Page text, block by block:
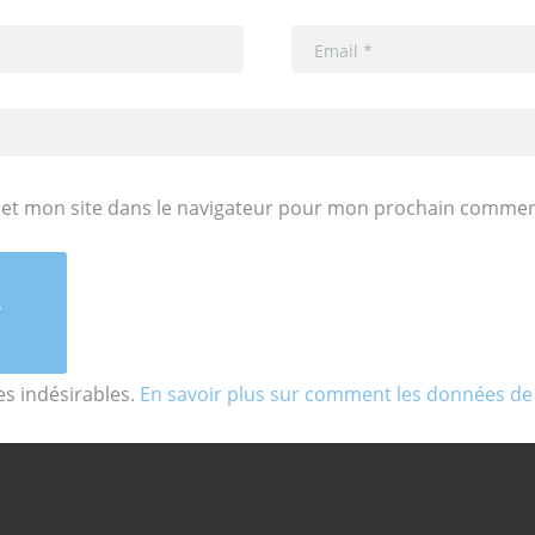
mon site dans le navigateur pour mon prochain
indésirables. En savoir plus sur comment les données